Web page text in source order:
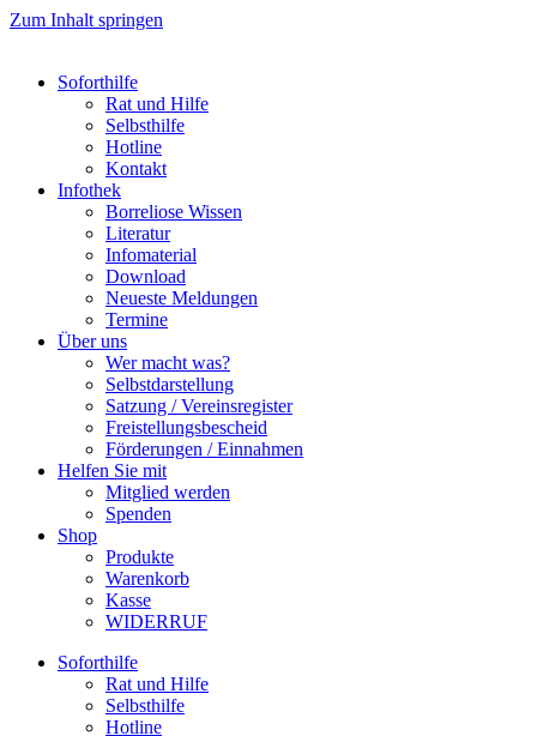
Zum Inhalt springen
Soforthilfe
Rat und Hilfe
Selbsthilfe
Hotline
Kontakt
Infothek
Borreliose Wissen
Literatur
Infomaterial
Download
Neueste Meldungen
Termine
Über uns
Wer macht was?
Selbstdarstellung
Satzung / Vereinsregister
Freistellungsbescheid
Förderungen / Einnahmen
Helfen Sie mit
Mitglied werden
Spenden
Shop
Produkte
Warenkorb
Kasse
WIDERRUF
Soforthilfe
Rat und Hilfe
Selbsthilfe
Hotline